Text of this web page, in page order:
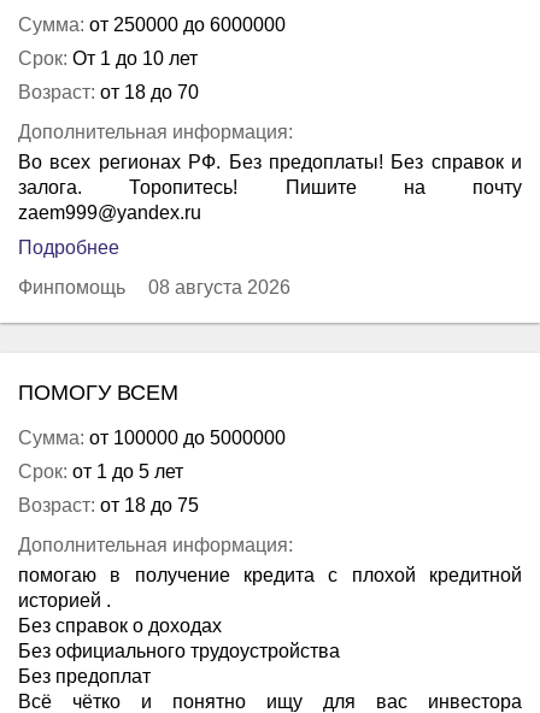
Сумма: от 250000 до 6000000
Срок: От 1 до 10 лет
Возраст: от 18 до 70
Дополнительная информация:
Во всех регионах РФ. Без предоплаты! Без справок и
залога. Торопитесь! Пишите на почту
zaem999@yandex.ru
Подробнее
Финпомощь
08 августа 2026
ПОМОГУ ВСЕМ
Сумма: от 100000 до 5000000
Срок: от 1 до 5 лет
Возраст: от 18 до 75
Дополнительная информация:
помогаю в получение кредита с плохой кредитной
историей .
Без справок о доходах
Без официального трудоустройства
Без предоплат
Всё чётко и понятно ищу для вас инвестора